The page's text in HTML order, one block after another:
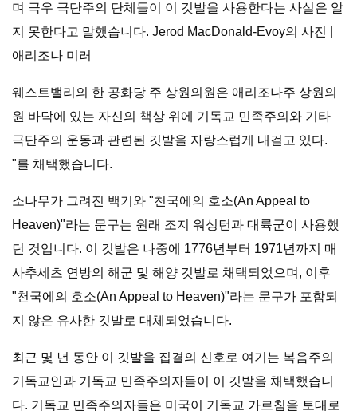
며 극우 극단주의 단체들이 이 깃발을 사용한다는 사실은 알
지 못한다고 말했습니다. Jerod MacDonald-Evoy의 사진 |
애리조나 미러
웨스트밸리의 한 공화당 주 상원의원은 애리조나주 상원의
원 바닥에 있는 자신의 책상 위에 기독교 민족주의와 기타
극단주의 운동과 관련된 깃발을 자랑스럽게 내걸고 있다.
"를 채택했습니다.
소나무가 그려진 백기와 "천국에의 호소(An Appeal to
Heaven)"라는 문구는 원래 조지 워싱턴과 대륙군이 사용했
던 것입니다. 이 깃발은 나중에 1776년부터 1971년까지 매
사추세츠 연방의 해군 및 해양 깃발로 채택되었으며, 이후
"천국에의 호소(An Appeal to Heaven)"라는 문구가 포함되
지 않은 유사한 깃발로 대체되었습니다.
최근 몇 년 동안 이 깃발을 집결의 신호로 여기는 복음주의
기독교인과 기독교 민족주의자들이 이 깃발을 채택했습니
다. 기독교 민족주의자들은 미국이 기독교 가르침을 토대로